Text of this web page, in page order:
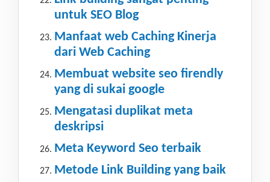
untuk SEO Blog
Manfaat web Caching Kinerja
dari Web Caching
Membuat website seo firendly
yang di sukai google
Mengatasi duplikat meta
deskripsi
Meta Keyword Seo terbaik
Metode Link Building yang baik